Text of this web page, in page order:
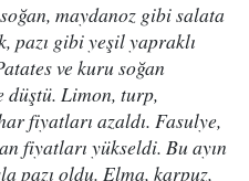
maydanoz gibi salata
pazı gibi yeşil yapraklı
ve kuru soğan
düştü. Limon, turp,
fiyatları azaldı. Fasulye,
fiyatları yükseldi. Bu ayın
pazı oldu. Elma, karpuz,